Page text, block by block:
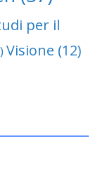
per il
Visione (12)